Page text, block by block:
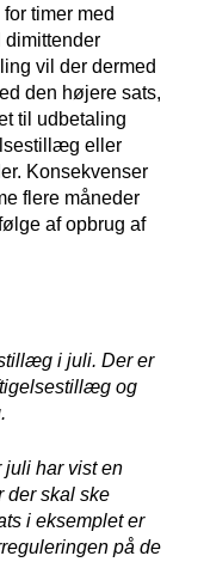
timer med
vil der dermed
den højere sats,
til udbetaling
eller
Konsekvenser
flere måneder
af opbrug af
i juli. Der er
og
juli har vist en
der skal ske
i eksemplet er
på de